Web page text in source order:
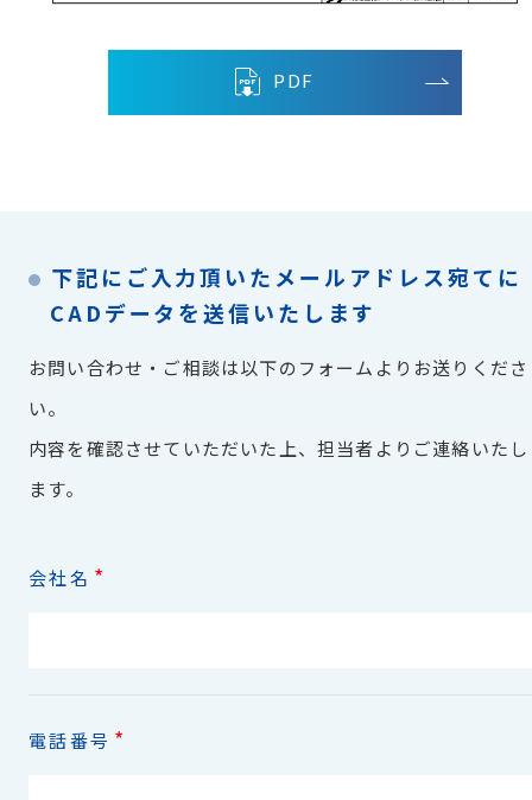
PDF
下記にご入力頂いたメールアドレス宛てに
CADデータを送信いたします
お問い合わせ・ご相談は以下のフォームよりお送りくださ
い。
内容を確認させていただいた上、担当者よりご連絡いたし
ます。
会社名 *
電話番号 *